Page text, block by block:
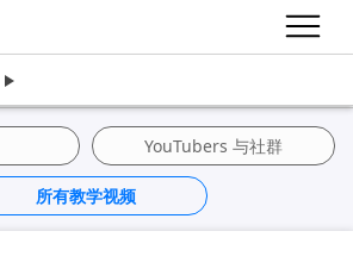
YouTubers 与社群
所有教学视频